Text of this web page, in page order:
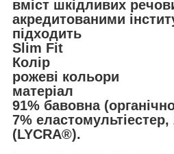
вміст шкідливих
акредитованими
підходить
Slim Fit
Колір
рожеві кольори
матеріал
91% бавовна
7%
(LYCRA®).